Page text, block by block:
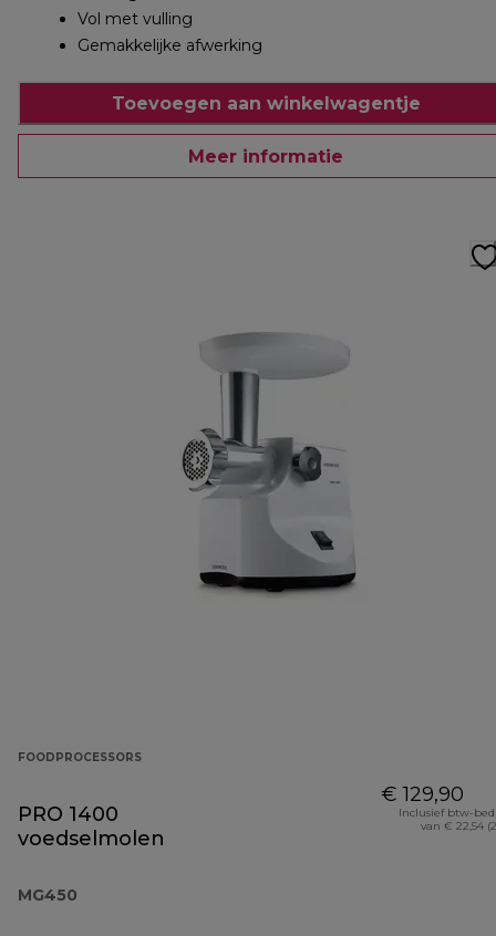
Vol met vulling
Gemakkelijke afwerking
Toevoegen aan winkelwagentje
Meer informatie
FOODPROCESSORS
PRO 1400
voedselmolen
MG450
€ 129,90
Inclusief btw-
van € 22,54